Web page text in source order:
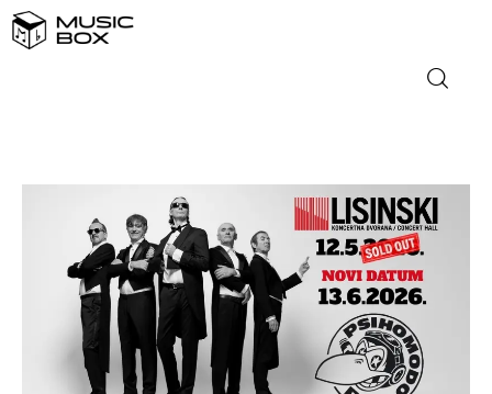
DOMAĆA GLAZBA
STRANA GLAZBA
FILM
MUSIC BOX